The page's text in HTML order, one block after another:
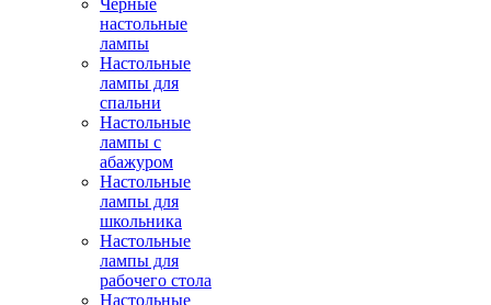
Черные
настольные
лампы
Настольные
лампы для
спальни
Настольные
лампы с
абажуром
Настольные
лампы для
школьника
Настольные
лампы для
рабочего стола
Настольные